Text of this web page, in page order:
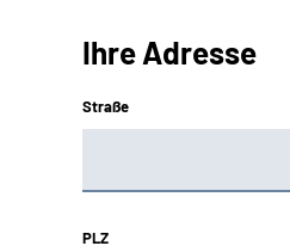
Ihre Adresse
Straße
PLZ